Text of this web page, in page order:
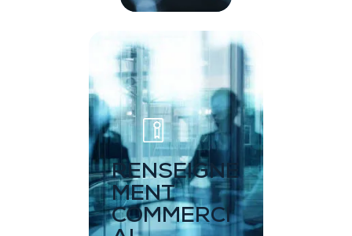
RENSEIGNE
MENT
COMMERCI